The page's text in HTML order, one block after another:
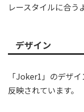
レースタイルに合う
デザイン
「Joker1」のデザ
反映されています。